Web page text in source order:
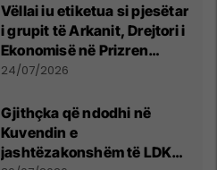
Vëllai iu etiketua si pjesëtar
i grupit të Arkanit, Drejtori i
Ekonomisë në Prizren
mohon pretendimet
24/07/2026
Gjithçka që ndodhi në
Kuvendin e
jashtëzakonshëm të LDK-